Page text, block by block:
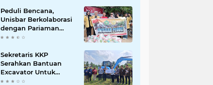
Peduli Bencana,
Unisbar Berkolaborasi
dengan Pariaman
Women Power
untuk Korban Banjir di
Padang
Sekretaris KKP
Serahkan Bantuan
Excavator Untuk
Pelaku Usaha